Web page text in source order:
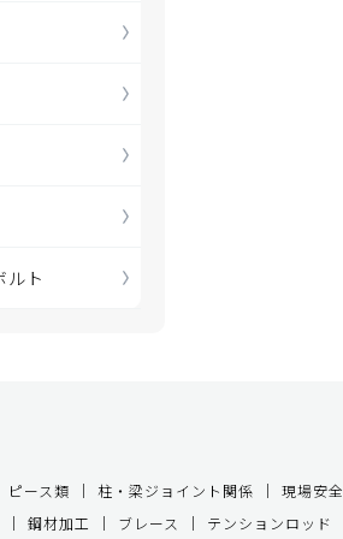
ルト
ピース類 柱・梁ジョイント関係
現場安
鋼材加工 ブレース テンションロッド